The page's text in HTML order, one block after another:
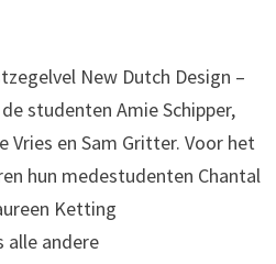
New Dutch Design –
studenten Amie Schipper,
Vries en Sam Gritter. Voor het
hun medestudenten Chantal
Ketting
alle andere